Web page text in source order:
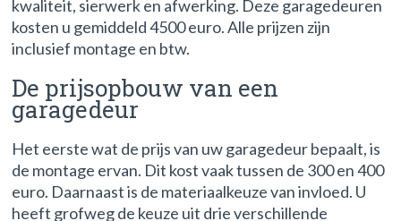
kwaliteit, sierwerk en afwerking. Deze garagedeuren
kosten u gemiddeld 4500 euro. Alle prijzen zijn
inclusief montage en btw.
De prijsopbouw van een
garagedeur
Het eerste wat de prijs van uw garagedeur bepaalt, is
de montage ervan. Dit kost vaak tussen de 300 en 400
euro. Daarnaast is de materiaalkeuze van invloed. U
heeft grofweg de keuze uit drie verschillende